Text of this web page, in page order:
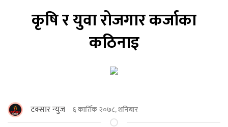
कृषि र युवा रोजगार कर्जाका
कठिनाइ
टक्सार न्युज ६ कार्तिक २०७८, शनिबार